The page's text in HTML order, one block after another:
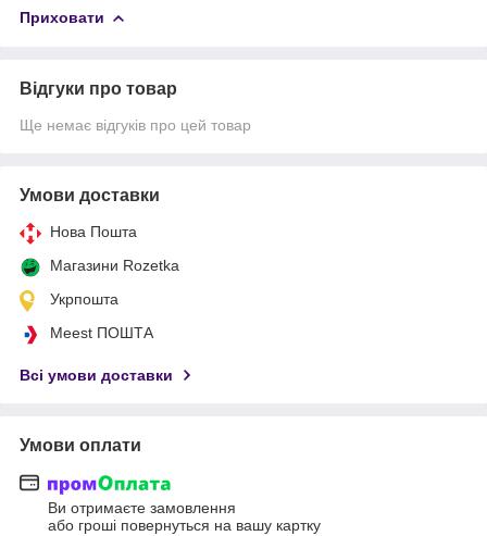
Приховати
Відгуки про товар
Ще немає відгуків про цей товар
Умови доставки
Нова Пошта
Магазини Rozetka
Укрпошта
Meest ПОШТА
Всі умови доставки
Умови оплати
Ви отримаєте замовлення
або гроші повернуться на вашу картку